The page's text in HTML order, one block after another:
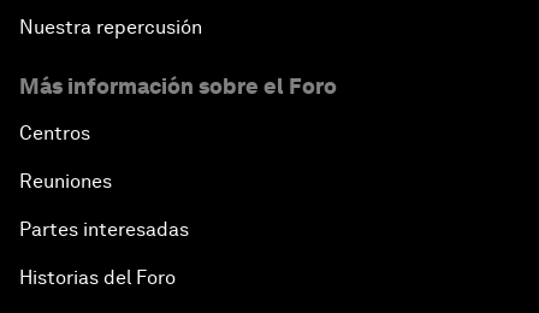
The Youth Imperative
The Reform Agenda
Morocco’s Roadmap
Addressing Digital Extremism
Nuestra repercusión
Más información sobre el Foro
Centros
Reuniones
Partes interesadas
Historias del Foro